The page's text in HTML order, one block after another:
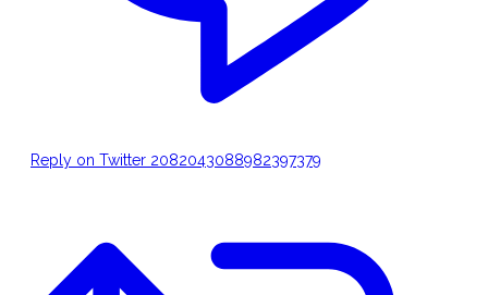
Reply on Twitter 2082043088982397379